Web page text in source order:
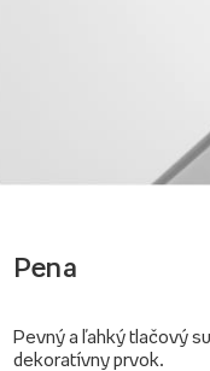
Pena
Pevný a ľahký tlačový
dekoratívny prvok.